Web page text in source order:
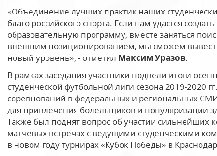
«Объединение лучших практик наших
благо российского спорта. Если нам удастся
образовательную программу, вместе заняться
внешним позиционированием, мы сможем
новый уровень», - отметил Максим Уразов.
В рамках заседания участники подвели итоги
студенческой футбольной лиги сезона 2019-2020
соревнований в федеральных и региональных
для привлечения болельщиков и популяризации
Также был поднят вопрос об участии сильнейших
матчевых встречах с ведущими студенческими
в новом году турнирах «Кубок Победы» в